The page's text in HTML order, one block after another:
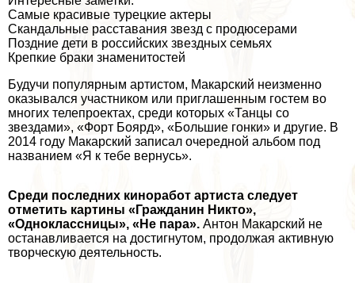
Самые красивые турецкие актеры
Скандальные расставания звезд с продюсерами
Поздние дети в российских звездных семьях
Крепкие бpaки знаменитостей
Будучи популярным артистом, Макарский неизменно
оказывался участником или приглашенным гостем во
многих телепроектах, среди которых «Танцы со
звездами», «Форт Боярд», «Большие гонки» и другие. В
2014 году Макарский записал очередной альбом под
названием «Я к тебе вернусь».
Среди последних киноработ артиста следует
отметить картины «Гражданин Никто»,
«Одноклассницы», «Не пара». Антон Макарский не
останавливается на достигнутом, продолжая активную
творческую деятельность.